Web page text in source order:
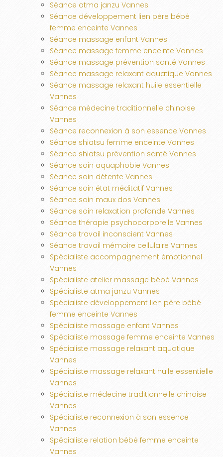
Séance atma janzu Vannes
Séance développement lien père bébé
femme enceinte Vannes
Séance massage enfant Vannes
Séance massage femme enceinte Vannes
Séance massage prévention santé Vannes
Séance massage relaxant aquatique Vannes
Séance massage relaxant huile essentielle
Vannes
Séance médecine traditionnelle chinoise
Vannes
Séance reconnexion à son essence Vannes
Séance shiatsu femme enceinte Vannes
Séance shiatsu prévention santé Vannes
Séance soin aquaphobie Vannes
Séance soin détente Vannes
Séance soin état méditatif Vannes
Séance soin maux dos Vannes
Séance soin relaxation profonde Vannes
Séance thérapie psychocorporelle Vannes
Séance travail inconscient Vannes
Séance travail mémoire cellulaire Vannes
Spécialiste accompagnement émotionnel
Vannes
Spécialiste atelier massage bébé Vannes
Spécialiste atma janzu Vannes
Spécialiste développement lien père bébé
femme enceinte Vannes
Spécialiste massage enfant Vannes
Spécialiste massage femme enceinte Vannes
Spécialiste massage relaxant aquatique
Vannes
Spécialiste massage relaxant huile essentielle
Vannes
Spécialiste médecine traditionnelle chinoise
Vannes
Spécialiste reconnexion à son essence
Vannes
Spécialiste relation bébé femme enceinte
Vannes